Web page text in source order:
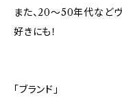
また、20～50年代など
好きにも！
「ブランド」